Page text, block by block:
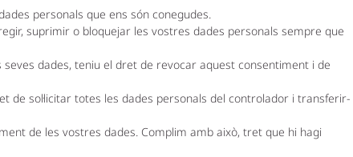
personals que ens són conegudes.
suprimir o bloquejar les vostres dades personals sempre que
dades, teniu el dret de revocar aquest consentiment i de
de sol·licitar totes les dades personals del controlador i transferir-
de les vostres dades. Complim amb això, tret que hi hagi